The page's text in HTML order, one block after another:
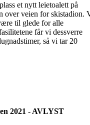
et nytt leietoalett på
over veien for skistadion.
til glede for alle
får vi dessverre
så vi tar 20
2021 - AVLYST